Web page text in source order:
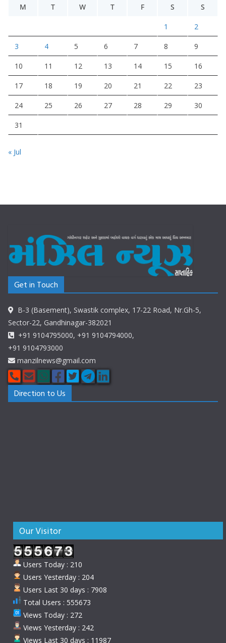
M
T W T F S S
1 2
3 4 5 6 7 8 9
10 11 12 13 14 15 16
17 18 19 20 21 22 23
24 25 26 27 28 29 30
31
« Jul
Get in Touch
B-3 (Basement), Swastik complex, 17-22 Road, Nr.Gh-5,
Sector-22, Gandhinagar-382021
+91 9104795000, +91 9104794000,
+91 9104793000
manzilnews@gmail.com
Direction to Us
Our Visitor
Users Today : 210
Users Yesterday : 204
Users Last 30 days : 7908
Total Users : 555673
Views Today : 272
Views Yesterday : 242
Views Last 30 days : 11987